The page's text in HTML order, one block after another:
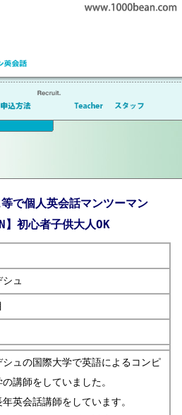
で個人英会話マンツーマン
】初心者子供大人OK
ュ
シュの国際大学で英語によるコンピ
の講師をしていました。
英会話講師をしています。